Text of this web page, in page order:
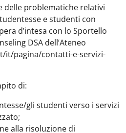
delle problematiche relativi
e studenti con
d’intesa con lo Sportello
DSA dell’Ateneo
it/pagina/contatti-e-servizi-
di:
gli studenti verso i servizi
alla risoluzione di